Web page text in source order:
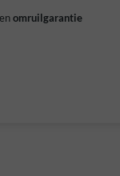
omruilgarantie